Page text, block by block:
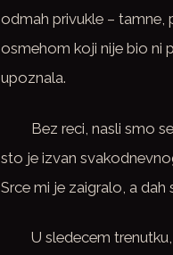
odmah privukle – tamne,
osmehom koji nije bio ni
upoznala.
Bez reci, nasli smo
sto je izvan
Srce mi je zaigralo, a dah
U sledecem